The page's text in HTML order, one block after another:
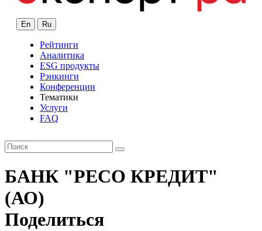
En Ru
Рейтинги
Аналитика
ESG продукты
Рэнкинги
Конференции
Тематики
Услуги
FAQ
БАНК "РЕСО КРЕДИТ"
(АО)
Поделиться